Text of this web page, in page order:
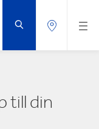
till din